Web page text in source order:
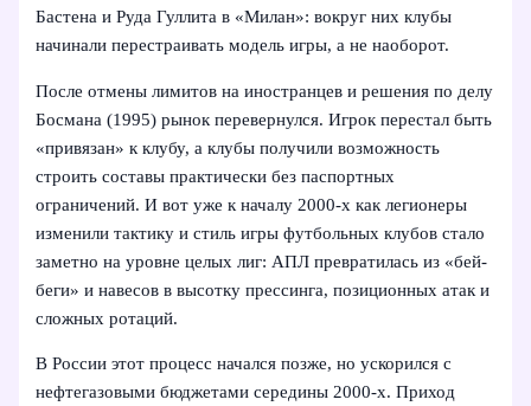
Бастена и Руда Гуллита в «Милан»: вокруг них клубы
начинали перестраивать модель игры, а не наоборот.
После отмены лимитов на иностранцев и решения по делу
Босмана (1995) рынок перевернулся. Игрок перестал быть
«привязан» к клубу, а клубы получили возможность
строить составы практически без паспортных
ограничений. И вот уже к началу 2000‑х как легионеры
изменили тактику и стиль игры футбольных клубов стало
заметно на уровне целых лиг: АПЛ превратилась из «бей-
беги» и навесов в высотку прессинга, позиционных атак и
сложных ротаций.
В России этот процесс начался позже, но ускорился с
нефтегазовыми бюджетами середины 2000‑х. Приход